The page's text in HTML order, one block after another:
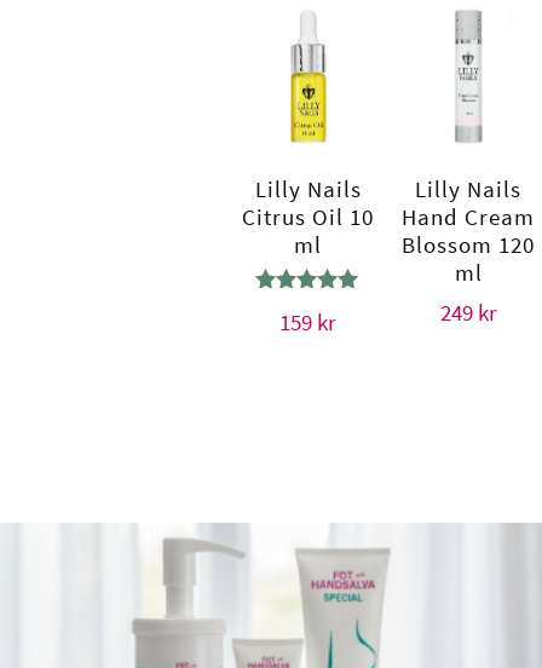
Lilly Nails
Citrus Oil 10
ml
5.00
159 kr
Lilly Nails
Hand Cream
Blossom 120
ml
249 kr